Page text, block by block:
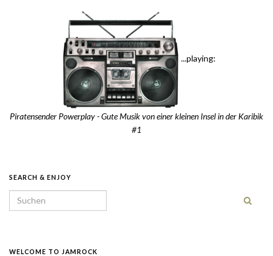
...playing:
Piratensender Powerplay - Gute Musik von einer kleinen Insel in der Karibik
#1
SEARCH & ENJOY
Search for:
WELCOME TO JAMROCK